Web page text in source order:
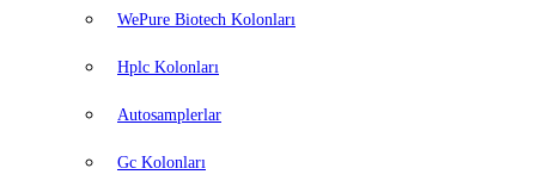
WePure Biotech Kolonları
Hplc Kolonları
Autosamplerlar
Gc Kolonları